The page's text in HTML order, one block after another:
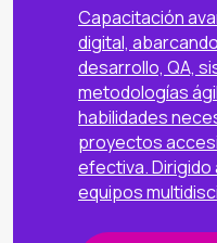
Capacitación
digital,
desarrollo, QA,
metodologías
habilidades
proyectos
efectiva. Dirigido
equipos